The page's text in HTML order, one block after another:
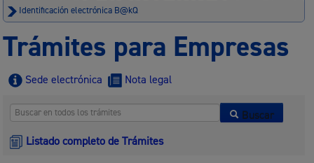
Identificación electrónica B@kQ
Trámites para Empresas
Sede electrónica Nota legal
Buscar
Listado completo de Trámites